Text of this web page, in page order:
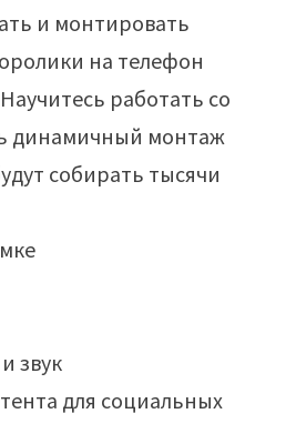
и монтировать
на телефон
работать со
динамичный монтаж
собирать тысячи
звук
для социальных